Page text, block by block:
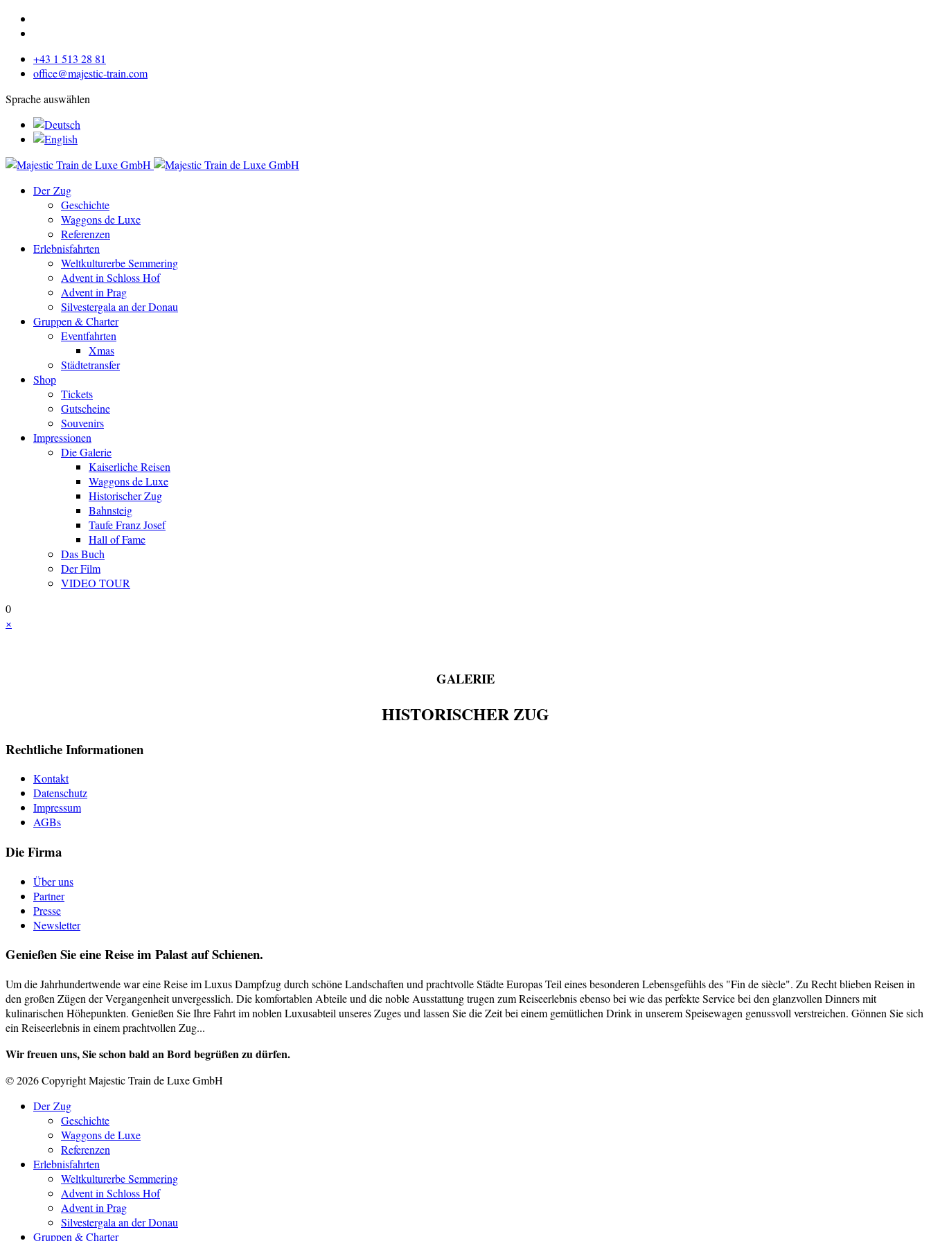
+43 1 513 28 81
office@majestic-train.com
Sprache auswählen
Der Zug
Geschichte
Waggons de Luxe
Referenzen
Erlebnisfahrten
Weltkulturerbe Semmering
Advent in Schloss Hof
Advent in Prag
Silvestergala an der Donau
Gruppen & Charter
Eventfahrten
Xmas
Städtetransfer
Shop
Tickets
Gutscheine
Souvenirs
Impressionen
Die Galerie
Kaiserliche Reisen
Waggons de Luxe
Historischer Zug
Bahnsteig
Taufe Franz Josef
Hall of Fame
Das Buch
Der Film
VIDEO TOUR
0
×
GALERIE
HISTORISCHER ZUG
Rechtliche Informationen
Kontakt
Datenschutz
Impressum
AGBs
Die Firma
Über uns
Partner
Presse
Newsletter
Genießen Sie eine Reise im Palast auf Schienen.
Um die Jahrhundertwende war eine Reise im Luxus Dampfzug durch schöne Landschaften und prachtvolle Städte Europas Teil eines besonderen Lebensgefühls des "Fin de siècle". Zu Recht blieben Reisen in
den großen Zügen der Vergangenheit unvergesslich. Die komfortablen Abteile und die noble Ausstattung trugen zum Reiseerlebnis ebenso bei wie das perfekte Service bei den glanzvollen Dinners mit
kulinarischen Höhepunkten. Genießen Sie Ihre Fahrt im noblen Luxusabteil unseres Zuges und lassen Sie die Zeit bei einem gemütlichen Drink in unserem Speisewagen genussvoll verstreichen. Gönnen Sie sich
ein Reiseerlebnis in einem prachtvollen Zug...
Wir freuen uns, Sie schon bald an Bord begrüßen zu dürfen.
© 2026 Copyright Majestic Train de Luxe GmbH
Der Zug
Geschichte
Waggons de Luxe
Referenzen
Erlebnisfahrten
Weltkulturerbe Semmering
Advent in Schloss Hof
Advent in Prag
Silvestergala an der Donau
Gruppen & Charter